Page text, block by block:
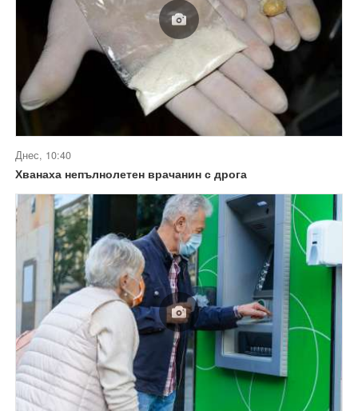
Днес, 10:40
Хванаха непълнолетен врачанин с дрога